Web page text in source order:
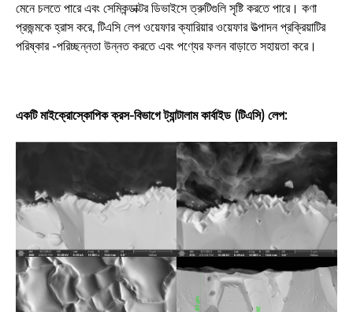
মেনে চলতে পারে এবং সেমিকন্ডাক্টর ডিভাইসে ত্রুটিগুলি সৃষ্টি করতে পারে। কণা
প্রজন্মকে হ্রাস করে, টিএসি লেপ ওয়েফার ক্যারিয়ার ওয়েফার উত্পাদন প্রক্রিয়াটির
পরিষ্কার -পরিচ্ছন্নতা উন্নত করতে এবং পণ্যের ফলন বাড়াতে সহায়তা করে।
একটি মাইক্রোস্কোপিক ক্রস-বিভাগে ট্যান্টালাম কার্বাইড (টিএসি) লেপ: